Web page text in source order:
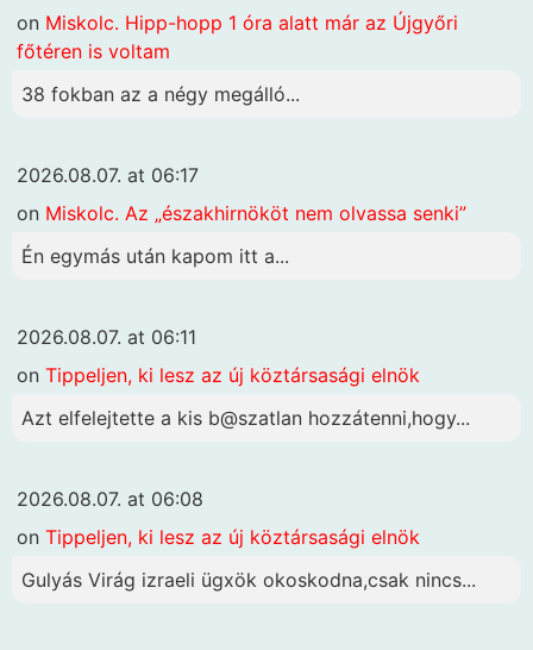
on Miskolc. Hipp-hopp 1 óra alatt már az Újgyőri
főtéren is voltam
38 fokban az a négy megálló...
2026.08.07. at 06:17
on Miskolc. Az „északhirnököt nem olvassa senki”
Én egymás után kapom itt a...
2026.08.07. at 06:11
on Tippeljen, ki lesz az új köztársasági elnök
Azt elfelejtette a kis b@szatlan hozzátenni,hogy...
2026.08.07. at 06:08
on Tippeljen, ki lesz az új köztársasági elnök
Gulyás Virág izraeli ügxök okoskodna,csak nincs...